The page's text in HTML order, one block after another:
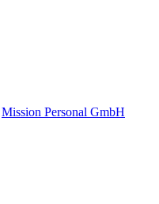
Mission Personal GmbH